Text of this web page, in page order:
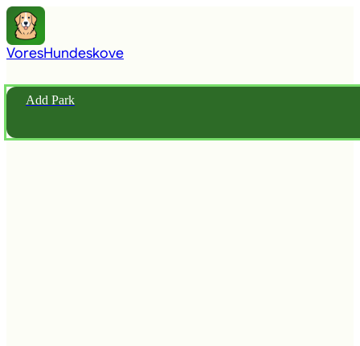
VoresHundeskove
Add Park